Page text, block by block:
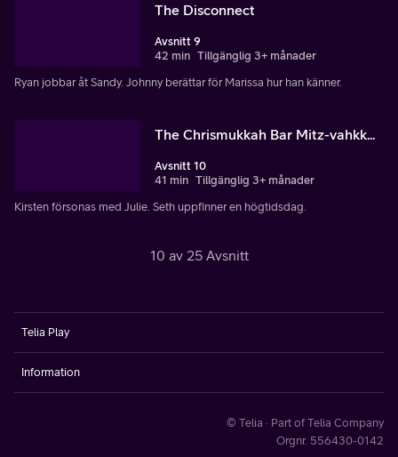
The Disconnect
Avsnitt 9
42 min Tillgänglig 3+ månader
Ryan jobbar åt Sandy. Johnny berättar för Marissa hur han känner.
The Chrismukkah Bar Mitz-vahkk...
Avsnitt 10
41 min Tillgänglig 3+ månader
Kirsten försonas med Julie. Seth uppfinner en högtidsdag.
10 av 25 Avsnitt
Telia Play
Information
© Telia · Part of Telia Company
Orgnr. 556430-0142